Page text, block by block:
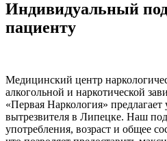
Индивидуальный
пациенту
Медицинский центр
алкогольной и наркотической
«Первая Наркология» предлагает
вытрезвителя в Липецке. Наш
употребления, возраст и общее